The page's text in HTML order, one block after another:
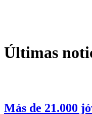
Últimas
Más de 21.000